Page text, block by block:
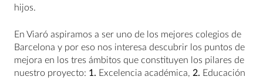
hijos.
En Viaró aspiramos a ser uno de los mejores colegios de
Barcelona y por eso nos interesa descubrir los puntos de
mejora en los tres ámbitos que constituyen los pilares de
nuestro proyecto: 1. Excelencia académica, 2. Educación